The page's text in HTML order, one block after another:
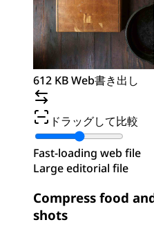
612 KB Web書き出し
ドラッグして比較
Fast-loading web file
Large editorial file
Compress food
shots